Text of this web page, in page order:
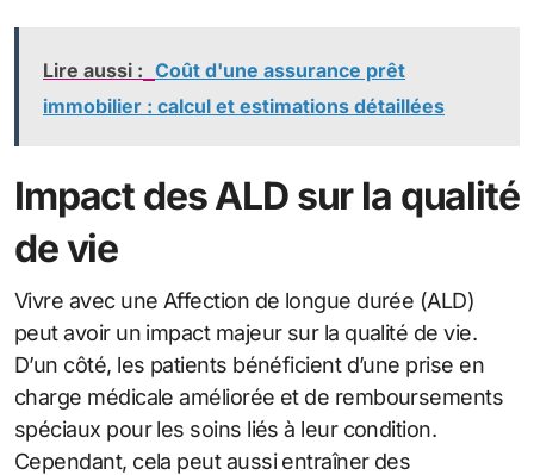
Lire aussi : Coût d'une assurance prêt
immobilier : calcul et estimations détaillées
Impact des ALD sur la qualité
de vie
Vivre avec une Affection de longue durée (ALD)
peut avoir un impact majeur sur la qualité de vie.
D’un côté, les patients bénéficient d’une prise en
charge médicale améliorée et de remboursements
spéciaux pour les soins liés à leur condition.
Cependant, cela peut aussi entraîner des